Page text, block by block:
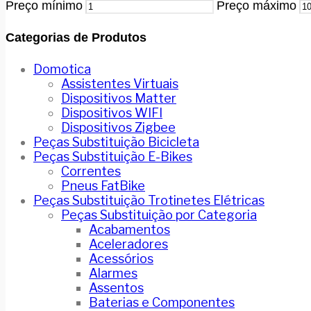
Preço mínimo Preço máximo
Categorias de Produtos
Domotica
Assistentes Virtuais
Dispositivos Matter
Dispositivos WIFI
Dispositivos Zigbee
Peças Substituição Bicicleta
Peças Substituição E-Bikes
Correntes
Pneus FatBike
Peças Substituição Trotinetes Elétricas
Peças Substituição por Categoria
Acabamentos
Aceleradores
Acessórios
Alarmes
Assentos
Baterias e Componentes